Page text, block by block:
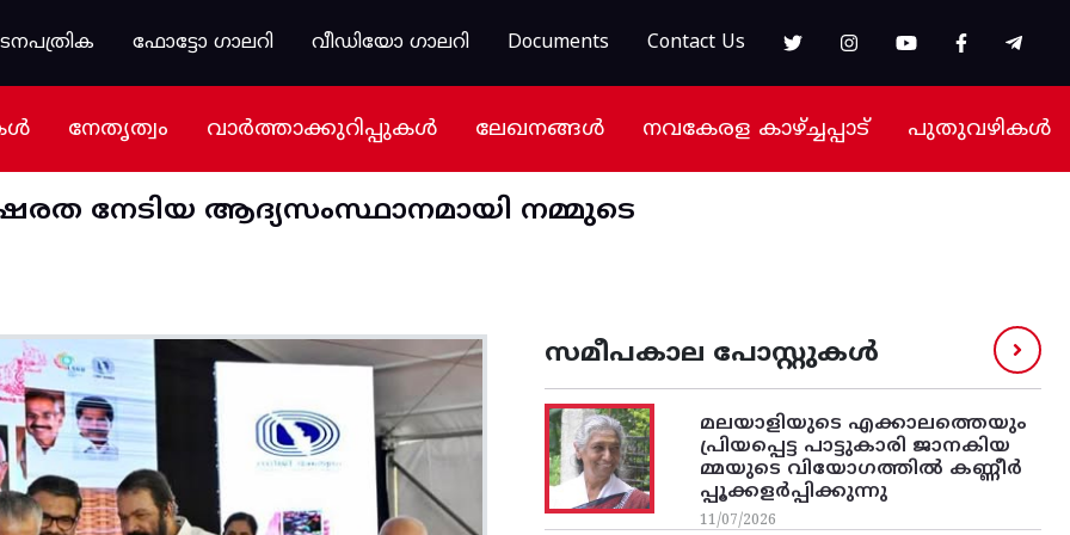
ഫോട്ടോ ഗാലറി വീഡിയോ ഗാലറി Documents Contact Us
നേതൃത്വം വാർത്താക്കുറിപ്പുകൾ ലേഖനങ്ങൾ നവകേരള കാഴ്ച്ചപ്പാട് പുതുവഴികൾ
നേടിയ ആദ്യസംസ്ഥാനമായി നമ്മുടെ
സമീപകാല പോസ്റ്റുകൾ
മലയാളിയുടെ എക്കാലത്തെയും
പ്രിയപ്പെട്ട പാട്ടുകാരി ജാനകിയ
മ്മയുടെ വിയോഗത്തിൽ കണ്ണീർ
പ്പൂക്കളർപ്പിക്കുന്നു
11/07/2026